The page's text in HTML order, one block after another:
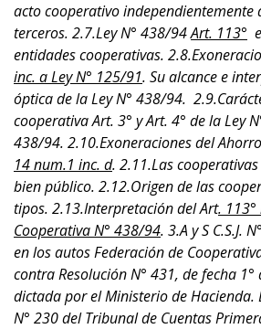
acto cooperativo independientemente
terceros. 2.7.Ley N° 438/94Art. 113°
entidades cooperativas.
inc. a Ley N° 125/91. Su alcance e
óptica de la Ley N° 438/94.
cooperativa Art. 3° y Art. 4° de la Ley
438/94. 2.10.Exoneraciones del Ahorro
14 num.1 inc. d. 2.11.Las
bien público. 2.12.Origen de las
tipos. 2.13.Interpretación del Art. 113°
Cooperativa N° 438/94. 3.A y S C.S.J.
en los autos Federación de
contra Resolución N° 431, de fecha
dictada por el Ministerio de Hacienda.
N° 230 del Tribunal de Cuentas